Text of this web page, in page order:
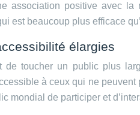
association positive avec la
est beaucoup plus efficace
élargies
de toucher un public plus
à ceux qui ne
mondial de participer et